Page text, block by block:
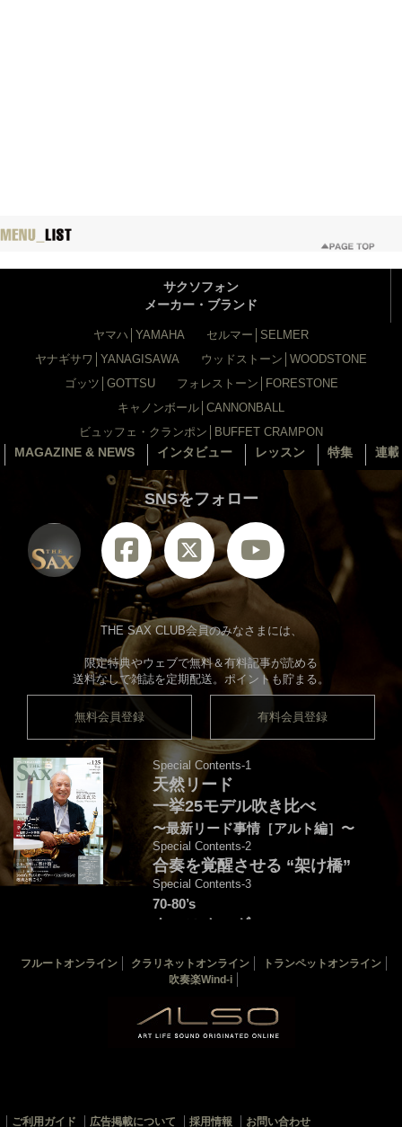
サクソフォン
メーカー・ブランド
ヤマハ│YAMAHA
セルマー│SELMER
ヤナギサワ│YANAGISAWA
ウッドストーン│WOODSTONE
ゴッツ│GOTTSU
フォレストーン│FORESTONE
キャノンボール│CANNONBALL
ビュッフェ・クランポン│BUFFET CRAMPON
MAGAZINE & NEWS インタビュー レッスン 特集 連
SNSをフォロー
THE SAX CLUB会員のみなさまには、
限定特典やウェブで無料＆有料記事が読める
送料なしで雑誌を定期配送。ポイントも貯まる。
無料会員登録 有料会員登録
Special Contents-1
天然リード
一挙25モデル吹き比べ
〜最新リード事情［アルト編］〜
Special Contents-2
合奏を覚醒させる “架け橋”
Special Contents-3
70-80’s
クロスオーヴァー・
音源連動：演奏＆解説by後藤天太
カバー：渡辺貞夫
THE SAX バックナンバー
フルートオンライン クラリネットオンライン
トランペットオンライン
吹奏楽Wind-i
ご利用ガイド 広告掲載について 採用情報 お問い合わせ